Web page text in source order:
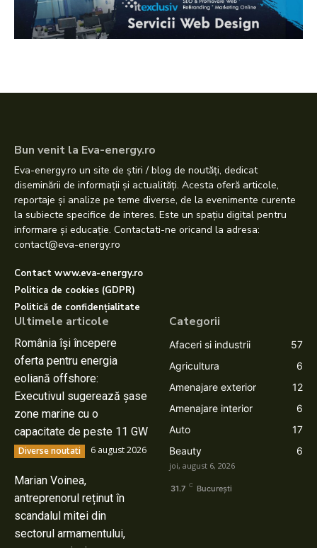
Bun venit la Eva-energy.ro
Eva-energy.ro un site de știri / blog de noutăți, dedicat
diseminării de informații și actualități. Acesta oferă articole,
reportaje și analize pe teme diverse, de la evenimente curente
la subiecte specifice de interes. Este un spațiu digital pentru
informare și educație. Contactati-ne oricand la adresa:
contact@eva-energy.ro
Contact www.eva-energy.ro
Politica de cookies (GDPR)
Politică de confidențialitate
Ultimele articole
România își începere
oferta pentru energia
eoliană offshore:
Executivul sugerează șase
zone marine cu o
capacitate de peste 11 GW
Diverse noutati 6 august 2026
Marian Voinea,
antreprenorul reținut în
scandalul mitei din
sectorul armamentului,
Categorii
Afaceri si industrii
57
Agricultura
6
Amenajare exterior
12
Amenajare interior
6
Auto
17
Beauty
6
joi, august 6, 2026
31.7 C București